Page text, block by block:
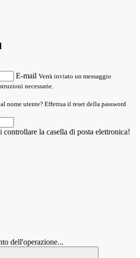
E-mail Verrà inviato un messaggio
necessarie.
nome utente? Effettua il reset della password
la casella di posta elettronica!
dell'operazione...